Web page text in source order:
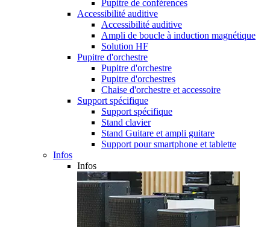
Pupitre de conférences
Accessibilité auditive
Accessibilité auditive
Ampli de boucle à induction magnétique
Solution HF
Pupitre d'orchestre
Pupitre d'orchestre
Pupitre d'orchestres
Chaise d'orchestre et accessoire
Support spécifique
Support spécifique
Stand clavier
Stand Guitare et ampli guitare
Support pour smartphone et tablette
Infos
Infos